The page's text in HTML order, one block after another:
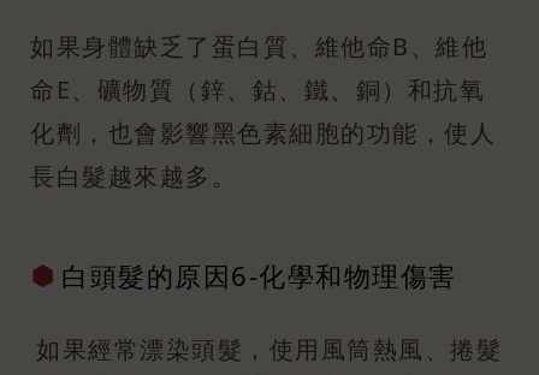
如果身體缺乏了蛋白質、維他命B、維他
命E、礦物質（鋅、鈷、鐵、銅）和抗氧
化劑，也會影響黑色素細胞的功能，使人
長白髮越來越多。
白頭髮的原因6-化學和物理傷害
如果經常漂染頭髮，使用風筒熱風、捲髮